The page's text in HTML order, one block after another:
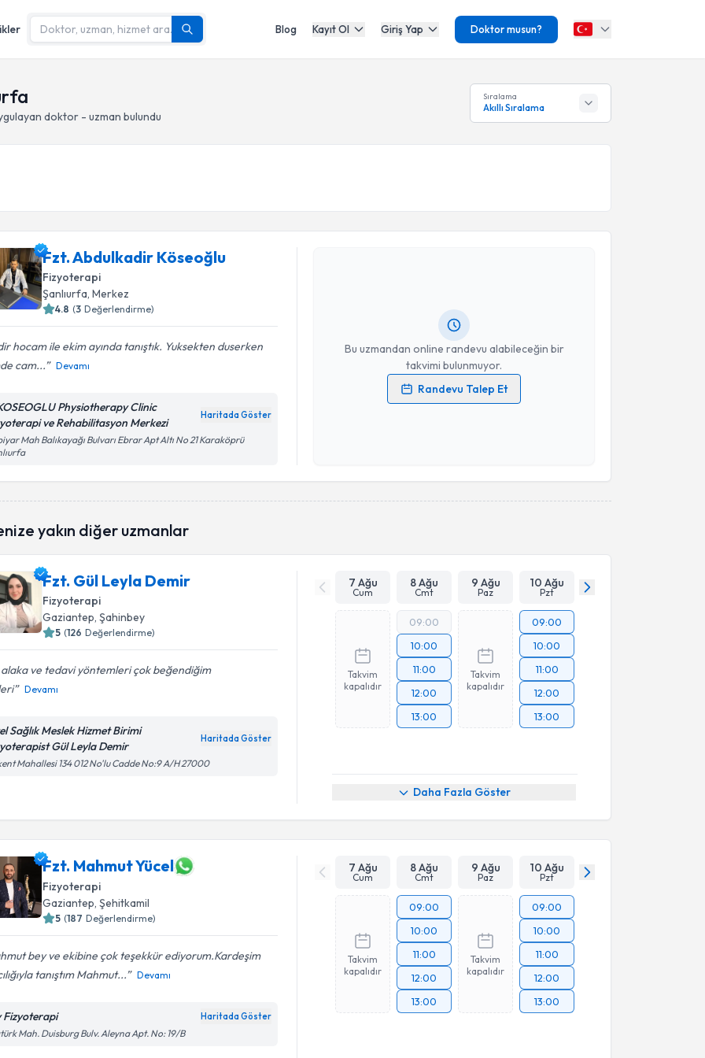
Blog Kayıt Ol Giriş Yap Doktor musun?
doktor - uzman bulundu
Sıralama
Akıllı Sıralama
Fzt. Abdulkadir Köseoğlu
Fizyoterapi
Şanlıurfa, Merkez
4.8 (3 Değerlendirme)
hocam ile ekim ayında tanıştık. Yuksekten duserken
cam...
Devamı
Physiotherapy Clinic
ve Rehabilitasyon Merkezi
Haritada Göster
Mah Balıkayağı Bulvarı Ebrar Apt Altı No 21 Karaköprü
Bu uzmandan online randevu alabileceğin bir
takvimi bulunmuyor.
Randevu Talep Et
Randevu Takvimi Talebi
Kişisel verilerimin işlenmesine ilişkinAydınlatma Metni
Takvim Talebini Gönder
yakın diğer uzmanlar
Fzt. Gül Leyla Demir
Fizyoterapi
Gaziantep, Şahinbey
5 (126 Değerlendirme)
ve tedavi yöntemleri çok beğendiğim
Devamı
Sağlık Meslek Hizmet Birimi
Gül Leyla Demir
Haritada Göster
Mahallesi 134 012 No'lu Cadde No:9 A/H 27000
7 Ağu
Cum
8 Ağu
Cmt
9 Ağu
Paz
10 Ağu
Pzt
Takvim
kapalıdır
09:00
10:00
11:00
12:00
13:00
Takvim
kapalıdır
09:00
10:00
11:00
12:00
13:00
Daha Fazla Göster
Fzt. Mahmut Yücel
Fizyoterapi
Gaziantep , Şehitkamil
5 (187 Değerlendirme)
bey ve ekibine çok teşekkür ediyorum.Kardeşim
tanıştım Mahmut...
Devamı
Fizyoterapi Haritada Göster
Mah. Duisburg Bulv. Aleyna Apt. No: 19/B
7 Ağu
Cum
8 Ağu
Cmt
9 Ağu
Paz
10 Ağu
Pzt
Takvim
kapalıdır
09:00
10:00
11:00
12:00
13:00
Takvim
kapalıdır
09:00
10:00
11:00
12:00
13:00